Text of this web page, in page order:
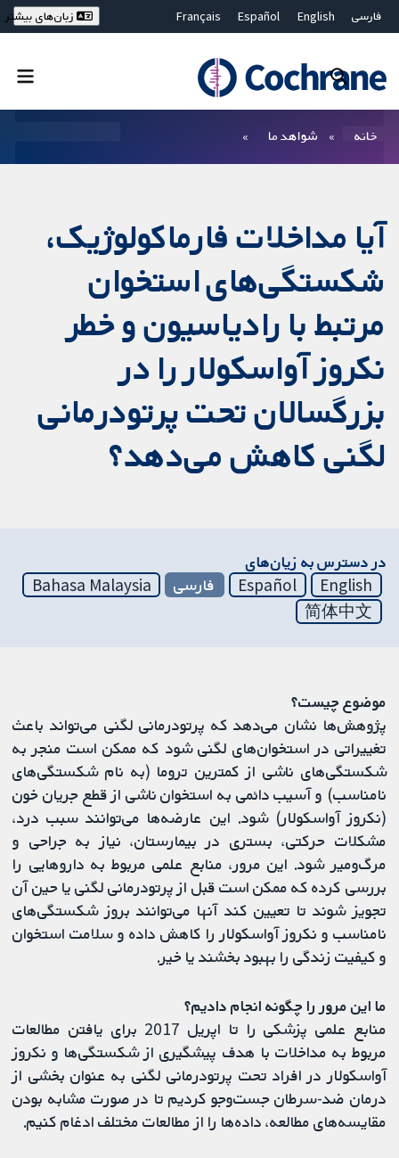
فارسی English
Español
Français
Bahasa Malaysia
ไทย
繁體中文
زبان‌های بیشتر
خانه شواهد ما
آیا مداخلات فارماکولوژیک،
شکستگی‌های استخوان
مرتبط با رادیاسیون و خطر
نکروز آواسکولار را در
بزرگسالان تحت پرتودرمانی
لگنی کاهش می‌دهد؟
در دسترس به زیان‌های
English
Español فارسی
Bahasa Malaysia
简体中文
موضوع چیست؟
پژوهش‌ها نشان می‌دهد که پرتودرمانی لگنی می‌تواند باعث
تغییراتی در استخوان‌های لگنی شود که ممکن است منجر به
شکستگی‌های ناشی از کمترین تروما (به نام شکستگی‌های
نامناسب) و آسیب دائمی به استخوان ناشی از قطع جریان خون
(نکروز آواسکولار) شود. این عارضه‌ها می‌توانند سبب درد،
مشکلات حرکتی، بستری در بیمارستان، نیاز به جراحی و
مرگ‌ومیر شود. این مرور، منابع علمی مربوط به داروهایی را
بررسی کرده که ممکن است قبل از پرتودرمانی لگنی یا حین آن
تجویز شوند تا تعیین کند آنها می‌توانند بروز شکستگی‌های
نامناسب و نکروز آواسکولار را کاهش داده و سلامت استخوان
و کیفیت زندگی را بهبود بخشند یا خیر.
ما این مرور را چگونه انجام دادیم؟
منابع علمی پزشکی را تا اپریل 2017 برای یافتن مطالعات
مربوط به مداخلات با هدف پیشگیری از شکستگی‌ها و نکروز
آواسکولار در افراد تحت پرتودرمانی لگنی به عنوان بخشی از
درمان ضد-سرطان جست‌وجو کردیم تا در صورت مشابه بودن
مقایسه‌های مطالعه، داده‌ها را از مطالعات مختلف ادغام کنیم.